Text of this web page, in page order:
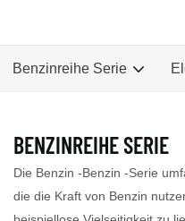
Benzinreihe Serie
BENZINREIHE SERIE
Die Benzin -Benzin -Serie
die die Kraft von Benzin